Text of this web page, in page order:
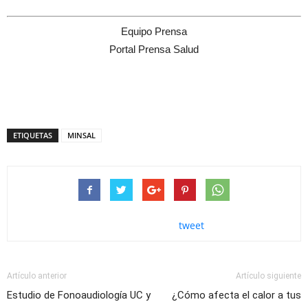
Equipo Prensa
Portal Prensa Salud
ETIQUETAS MINSAL
tweet
Artículo anterior
Estudio de Fonoaudiología UC y
Artículo siguiente
¿Cómo afecta el calor a tus